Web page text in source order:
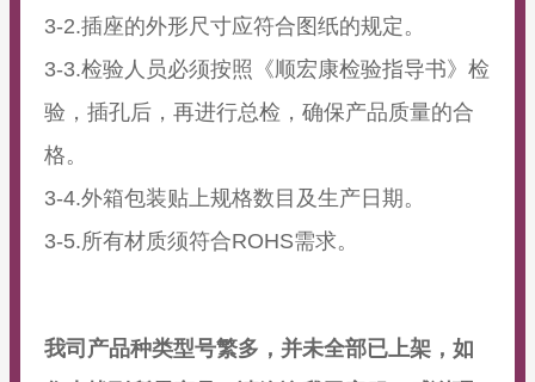
3-2.插座的外形尺寸应符合图纸的规定。
3-3.检验人员必须按照《顺宏康检验指导书》检
验，插孔后，再进行总检，确保产品质量的合
格。
3-4.外箱包装贴上规格数目及生产日期。
3-5.所有材质须符合ROHS需求。
我司产品种类型号繁多，并未全部已上架，如